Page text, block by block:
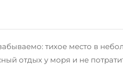
тихое место в
отдых у моря и не